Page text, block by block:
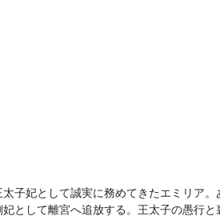
子妃として誠実に務めてきたエミリア。
として離宮へ追放する。王太子の愚行と